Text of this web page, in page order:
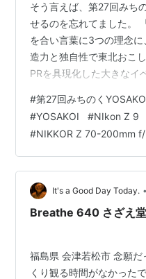
そう言えば、第27回みち
せるのを忘れてました。
を合い言葉に3つの理念
造力と独自性で東北おこ
PRを具現化した大きなイ
んでしたが、お散歩がて
#第27回みちのく
#YOSAKOI #NIkon Z 9
#NIKKOR Z 70-200mm
It's a Good Day Today. •
Breathe 640 さざえ堂
福島県 会津若松市 念願
くり観る時間がなかった